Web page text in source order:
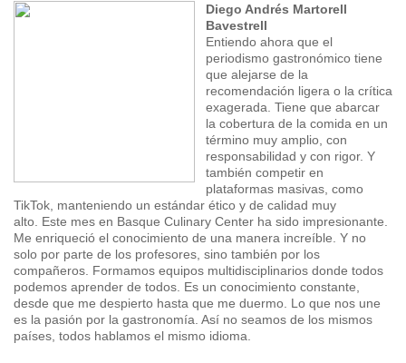
Diego Andrés Martorell
Bavestrell
Entiendo ahora que el
periodismo gastronómico tiene
que alejarse de la
recomendación ligera o la crítica
exagerada. Tiene que abarcar
la cobertura de la comida en un
término muy amplio, con
responsabilidad y con rigor. Y
también competir en
plataformas masivas, como
TikTok, manteniendo un estándar ético y de calidad muy
alto. Este mes en Basque Culinary Center ha sido impresionante.
Me enriqueció el conocimiento de una manera increíble. Y no
solo por parte de los profesores, sino también por los
compañeros. Formamos equipos multidisciplinarios donde todos
podemos aprender de todos. Es un conocimiento constante,
desde que me despierto hasta que me duermo. Lo que nos une
es la pasión por la gastronomía. Así no seamos de los mismos
países, todos hablamos el mismo idioma.